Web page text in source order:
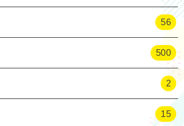
56
500
2
15